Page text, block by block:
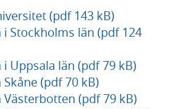
(pdf 143 kB)
i Stockholms län (pdf 124
Uppsala län (pdf 79 kB)
(pdf 70 kB)
Västerbotten (pdf 79 kB)